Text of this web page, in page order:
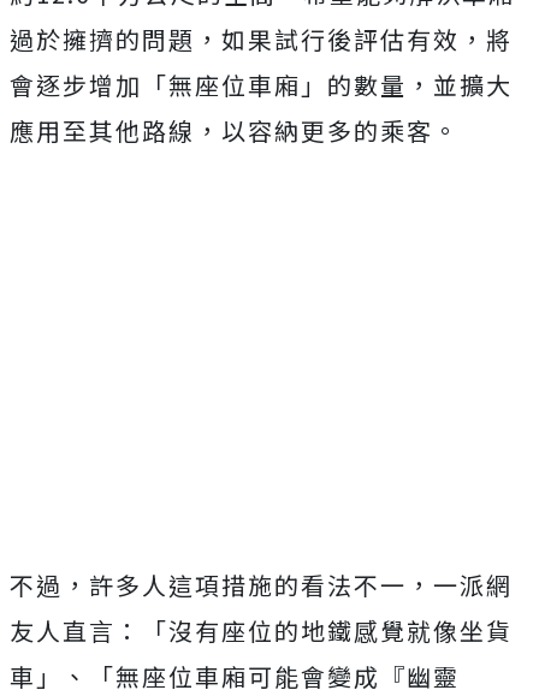
過於擁擠的問題，如果試行後評估有效，將
會逐步增加「無座位車廂」的數量，並擴大
應用至其他路線，以容納更多的乘客。
不過，許多人這項措施的看法不一，一派網
友人直言：「沒有座位的地鐵感覺就像坐貨
車」、「無座位車廂可能會變成『幽靈